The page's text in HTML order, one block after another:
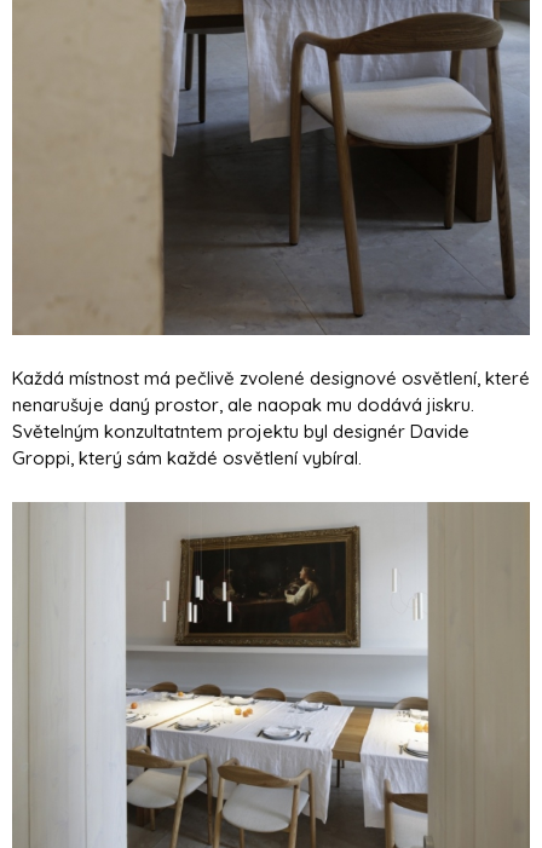
Každá místnost má pečlivě zvolené designové osvětlení, které
nenarušuje daný prostor, ale naopak mu dodává jiskru.
Světelným konzultatntem projektu byl designér Davide
Groppi, který sám každé osvětlení vybíral.